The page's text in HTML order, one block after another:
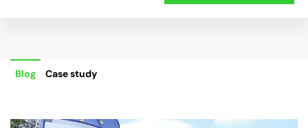
Blog Case study